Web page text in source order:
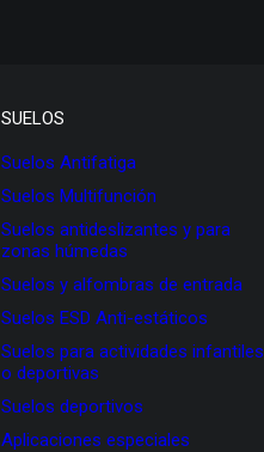
SUELOS
Suelos Antifatiga
Suelos Multifunción
Suelos antideslizantes y para
zonas húmedas
Suelos y alfombras de entrada
Suelos ESD Anti-estáticos
Suelos para actividades infantiles
o deportivas
Suelos deportivos
Aplicaciones especiales